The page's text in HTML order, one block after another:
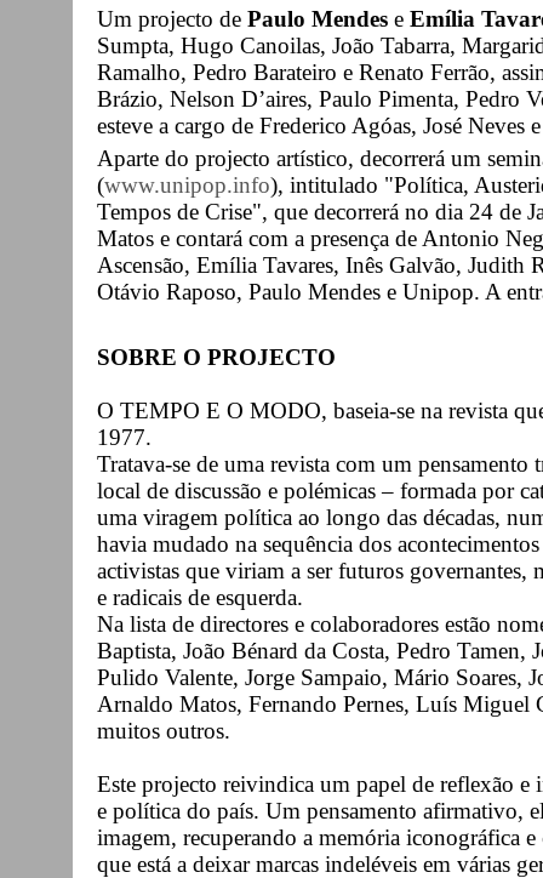
Um projecto de Paulo Mendes e Emília
Sumpta, Hugo Canoilas, João Tabarra,
Ramalho, Pedro Barateiro e Renato Ferrão,
Brázio, Nelson D’aires, Paulo Pimenta, Pedro
esteve a cargo de Frederico Agóas, José Neves
Aparte do projecto artístico, decorrerá um
(www.unipop.info), intitulado "Política,
Tempos de Crise", que decorrerá no dia 24 de
Matos e contará com a presença de Antonio
Ascensão, Emília Tavares, Inês Galvão, Judith
Otávio Raposo, Paulo Mendes e Unipop. A
SOBRE O PROJECTO
O TEMPO E O MODO, baseia-se na revista
1977.
Tratava-se de uma revista com um
local de discussão e polémicas – formada por
uma viragem política ao longo das décadas,
havia mudado na sequência dos
activistas que viriam a ser futuros governantes,
e radicais de esquerda.
Na lista de directores e colaboradores estão
Baptista, João Bénard da Costa, Pedro Tamen,
Pulido Valente, Jorge Sampaio, Mário Soares,
Arnaldo Matos, Fernando Pernes, Luís Miguel
muitos outros.
Este projecto reivindica um papel de reflexão e
e política do país. Um pensamento afirmativo,
imagem, recuperando a memória iconográfica e
que está a deixar marcas indeléveis em várias